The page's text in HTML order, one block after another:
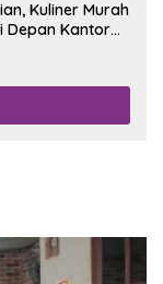
Kuliner Murah
Depan Kantor